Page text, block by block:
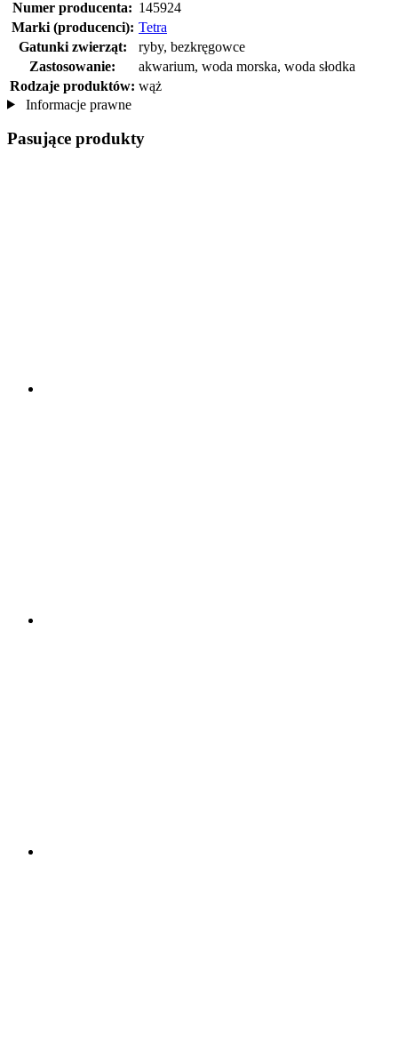
Numer producenta: 145924
Marki (producenci): Tetra
Gatunki zwierząt:
ryby, bezkręgowce
Zastosowanie:
akwarium, woda morska, woda słodka
Rodzaje produktów: wąż
Informacje prawne
Pasujące produkty